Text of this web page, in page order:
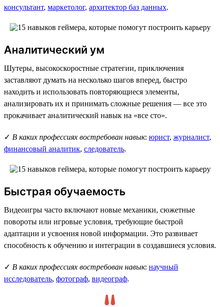
консультант, маркетолог, архитектор баз данных.
Аналитический ум
Шутеры, высокоскоростные стратегии, приключения
заставляют думать на несколько шагов вперед, быстро
находить и использовать повторяющиеся элементы,
анализировать их и принимать сложные решения — все это
прокачивает аналитический навык на «все сто».
✓ В каких профессиях востребован навык: юрист, журналист,
финансовый аналитик, следователь.
Быстрая обучаемость
Видеоигры часто включают новые механики, сюжетные
повороты или игровые условия, требующие быстрой
адаптации и усвоения новой информации. Это развивает
способность к обучению и интеграции в создавшиеся условия.
✓ В каких профессиях востребован навык: научный
исследователь, фотограф, видеограф.